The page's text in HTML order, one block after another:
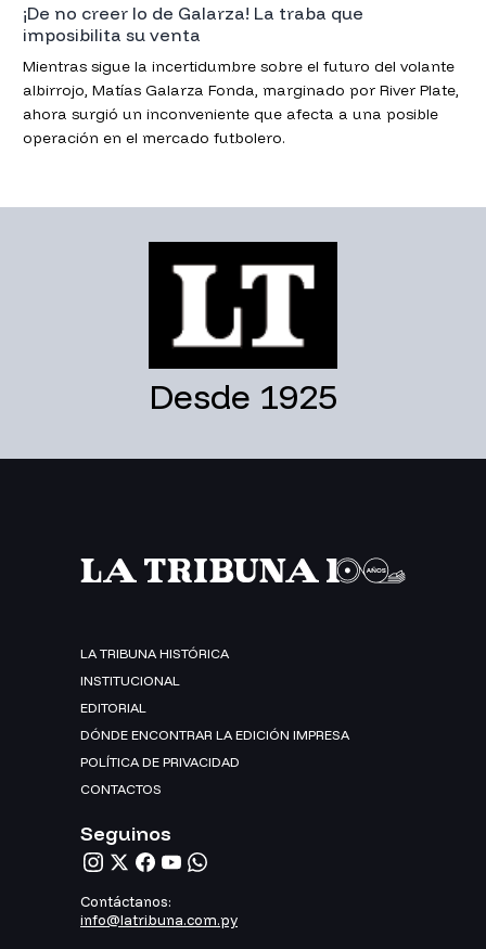
¡De no creer lo de Galarza! La traba que
imposibilita su venta
Mientras sigue la incertidumbre sobre el futuro del volante
albirrojo, Matías Galarza Fonda, marginado por River Plate,
ahora surgió un inconveniente que afecta a una posible
operación en el mercado futbolero.
Desde 1925
LA TRIBUNA HISTÓRICA
INSTITUCIONAL
EDITORIAL
DÓNDE ENCONTRAR LA EDICIÓN IMPRESA
POLÍTICA DE PRIVACIDAD
CONTACTOS
Seguinos
Contáctanos:
info@latribuna.com.py